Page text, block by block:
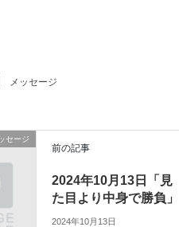
メッセージ
セージ
前の記事
2024年10月13日「見
た目より中身で勝負」
2024年10月13日